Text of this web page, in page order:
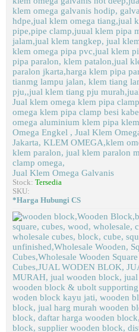
Jual Klem Omega Galvanis
Stock: Tersedia
SKU:
*Harga Hubungi CS